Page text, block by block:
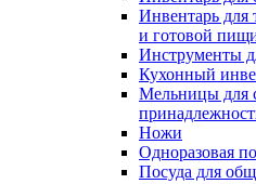
Инвентарь для
и готовой
Инструменты
Кухонный
Мельницы для
Ножи
Одноразовая
Посуда для